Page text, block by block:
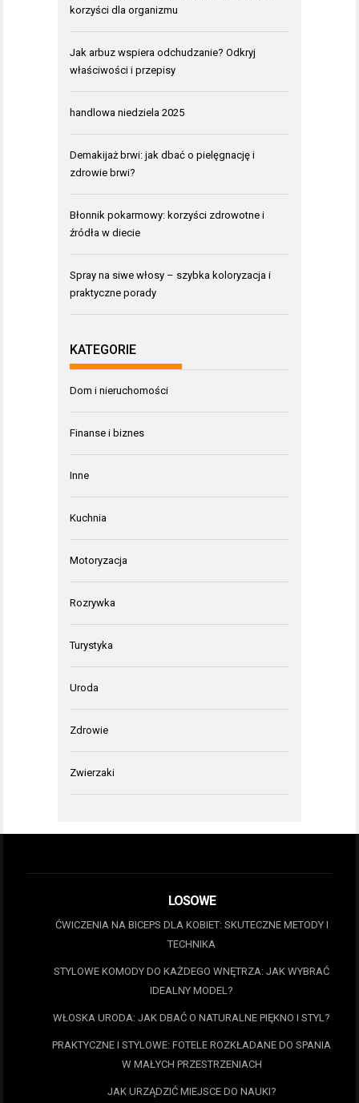
korzyści dla organizmu
Jak arbuz wspiera odchudzanie? Odkryj
właściwości i przepisy
handlowa niedziela 2025
Demakijaż brwi: jak dbać o pielęgnację i
zdrowie brwi?
Błonnik pokarmowy: korzyści zdrowotne i
źródła w diecie
Spray na siwe włosy – szybka koloryzacja i
praktyczne porady
KATEGORIE
Dom i nieruchomości
Finanse i biznes
Inne
Kuchnia
Motoryzacja
Rozrywka
Turystyka
Uroda
Zdrowie
Zwierzaki
LOSOWE
ĆWICZENIA NA BICEPS DLA KOBIET: SKUTECZNE METODY I
TECHNIKA
STYLOWE KOMODY DO KAŻDEGO WNĘTRZA: JAK WYBRAĆ
IDEALNY MODEL?
WŁOSKA URODA: JAK DBAĆ O NATURALNE PIĘKNO I STYL?
PRAKTYCZNE I STYLOWE: FOTELE ROZKŁADANE DO SPANIA
W MAŁYCH PRZESTRZENIACH
JAK URZĄDZIĆ MIEJSCE DO NAUKI?